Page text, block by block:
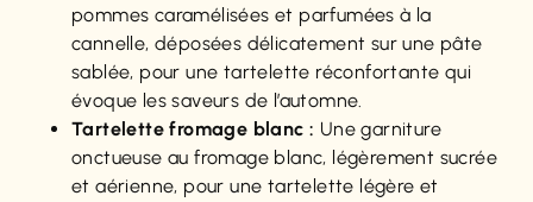
pommes caramélisées et parfumées à la
cannelle, déposées délicatement sur une pâte
sablée, pour une tartelette réconfortante qui
évoque les saveurs de l’automne.
Tartelette fromage blanc : Une garniture
onctueuse au fromage blanc, légèrement sucrée
et aérienne, pour une tartelette légère et